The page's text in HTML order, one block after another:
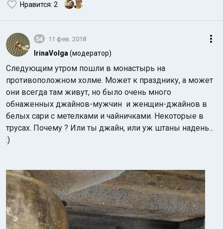
Нравится: 2
54 11 фев. 2018
IrinaVolga (модератор)
Следующим утром пошли в монастырь на
противоположном холме. Может к празднику, а может
они всегда там живут, но было очень много
обнаженных джайнов-мужчин и женщин-джайнов в
белых сари с метелками и чайничками. Некоторые в
трусах. Почему ? Или ты джайн, или уж штаны надень...
:)